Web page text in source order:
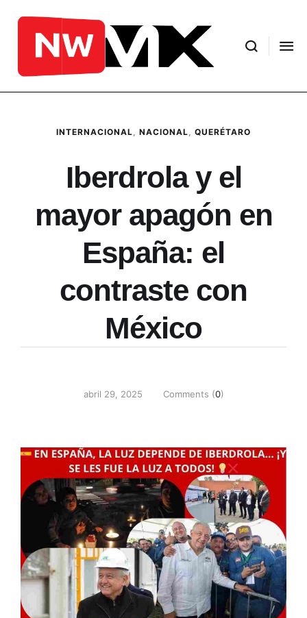
INTERNACIONAL, NACIONAL, QUERÉTARO
Iberdrola y el
mayor apagón en
España: el
contraste con
México
abril 29, 2025 Comments (0)